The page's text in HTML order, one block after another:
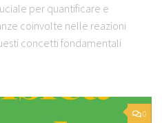
per quantificare e
coinvolte nelle reazioni
concetti fondamentali
0